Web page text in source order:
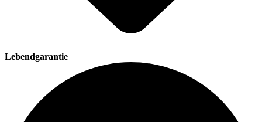
Lebendgarantie